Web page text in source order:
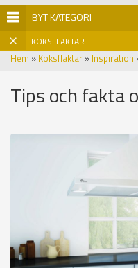
BYT KATEGORI
KÖKSFLÄKTAR
Hem » Köksfläktar » Inspiration
Tips och fakta